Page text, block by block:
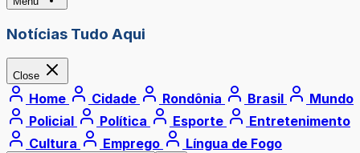
Notícias Tudo Aqui
Close
Home Cidade Rondônia Brasil
Mundo
Policial
Política Esporte
Entretenimento
Cultura
Emprego Língua de Fogo